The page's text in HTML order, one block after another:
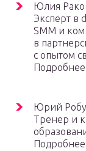
Юлия
Эксперт в
SMM и
в
с опытом
Подробнее
Юрий
Тренер и
Подробнее